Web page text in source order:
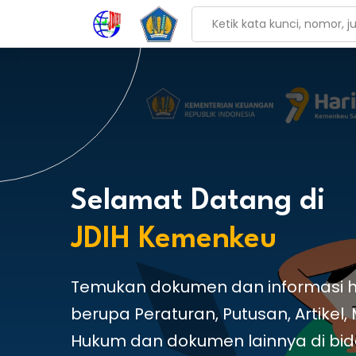
Selamat Datang di
JDIH Kemenkeu
Temukan dokumen dan informasi
berupa Peraturan, Putusan, Artikel,
Hukum dan dokumen lainnya di